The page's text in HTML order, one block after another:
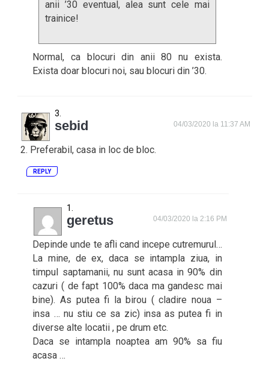
anii ’30 eventual, alea sunt cele mai
trainice!
Normal, ca blocuri din anii 80 nu exista.
Exista doar blocuri noi, sau blocuri din ’30.
sebid 04/03/2020 la 11:37 AM
2. Preferabil, casa in loc de bloc.
REPLY
geretus 04/03/2020 la 2:16 PM
Depinde unde te afli cand incepe cutremurul…
La mine, de ex, daca se intampla ziua, in
timpul saptamanii, nu sunt acasa in 90% din
cazuri ( de fapt 100% daca ma gandesc mai
bine). As putea fi la birou ( cladire noua –
insa … nu stiu ce sa zic) insa as putea fi in
diverse alte locatii , pe drum etc.
Daca se intampla noaptea am 90% sa fiu
acasa …